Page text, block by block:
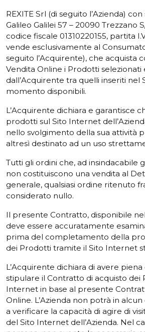
REXITE Srl (di seguito l’Azienda)
Galileo Galilei 57 – 20090 Trezzano
codice fiscale 01310220155, partita
vende esclusivamente al
seguito l’Acquirente), che acquista
Vendita Online i Prodotti selezionati
dall’Acquirente tra quelli inseriti nel
momento disponibili.
L’Acquirente dichiara e garantisce
prodotti sul Sito Internet
nello svolgimento della sua attività
altresì destinato ad un uso
Tutti gli ordini che, ad insindacabile
non costituiscono una vendita al
generale, qualsiasi ordine ritenuto
considerato nullo.
Il presente Contratto, disponibile
deve essere accuratamente
prima del completamento della
dei Prodotti tramite il Sito Internet
L’Acquirente dichiara di avere
stipulare il Contratto di acquisto dei
Internet in base al presente
Online. L’Azienda non potrà in
a verificare la capacità di agire di
del Sito Internet dell’Azienda. Nel